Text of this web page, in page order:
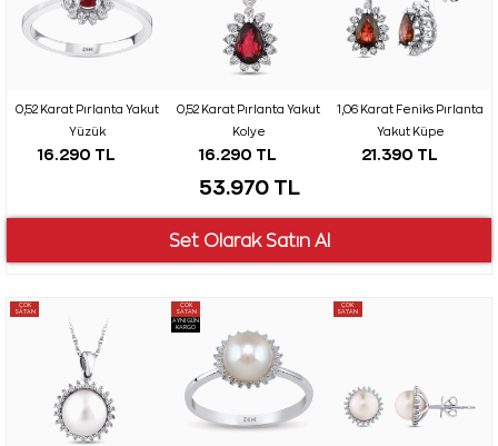
0,52 Karat Pırlanta Yakut
Yüzük
16.290 TL
0,52 Karat Pırlanta Yakut
Kolye
16.290 TL
1,06 Karat Feniks Pırlanta
Yakut Küpe
21.390 TL
53.970 TL
ÇOK
SATAN
ÇOK
SATAN
AYNI GÜN
KARGO
ÇOK
SATAN